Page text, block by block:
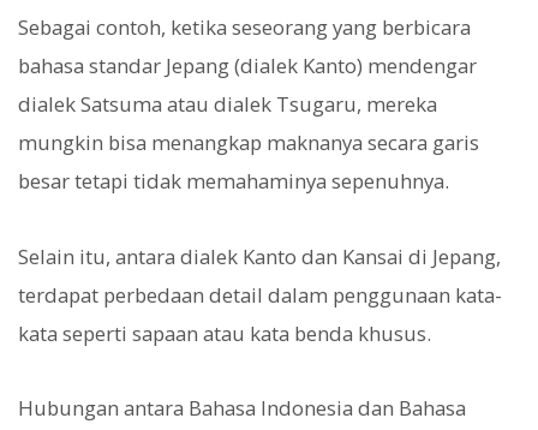
Sebagai contoh, ketika seseorang yang berbicara
bahasa standar Jepang (dialek Kanto) mendengar
dialek Satsuma atau dialek Tsugaru, mereka
mungkin bisa menangkap maknanya secara garis
besar tetapi tidak memahaminya sepenuhnya.
Selain itu, antara dialek Kanto dan Kansai di Jepang,
terdapat perbedaan detail dalam penggunaan kata-
kata seperti sapaan atau kata benda khusus.
Hubungan antara Bahasa Indonesia dan Bahasa